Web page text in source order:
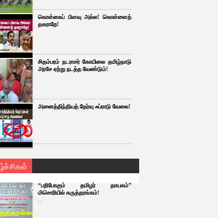
கொள்கைப் பிளவு அல்ல! கொள்ளைத்
தகராறே!
சிதம்பரம் நடராசர் கோயிலை தமிழ்நாடு
அரசே ஏற்று நடத்த வேண்டும்!
அனைத்திந்தியத் தேர்வு ஃப்ராடு வேலை!
“பறிபோகும் தமிழர் தாயகம்”
மிசொரியில் கருத்தரங்கம்!
...